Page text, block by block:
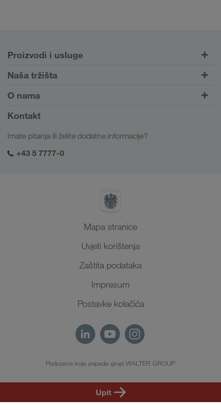
Upit
Proizvodi i usluge
Cestovni prijevoz
Portal za klijente CONNECT
Digitalna rješenja
Rješenja prema branši
Naša tržišta
Europa
Kavkaz
Srednja Azija
Bliski Istok
O nama
Informacije o poduzeću
Društvena odgovornost
SHEQ-menadžment
Kontakt
Imate pitanja ili želite dodatne informacije?
+43 5 7777-0
Mapa stranice
Uvjeti korištenja
Zaštita podataka
Impresum
Postavke kolačića
Poduzeće koje pripada grupi WALTER GROUP